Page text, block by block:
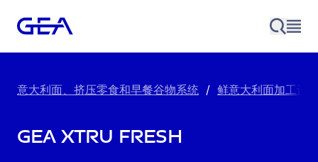
意大利面、挤压零食和早餐谷物系统 / 鲜意大利面加工设
GEA xTru Fresh